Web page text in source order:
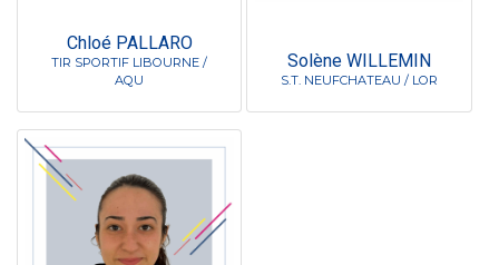
Chloé PALLARO
TIR SPORTIF LIBOURNE /
AQU
Solène WILLEMIN
S.T. NEUFCHATEAU / LOR